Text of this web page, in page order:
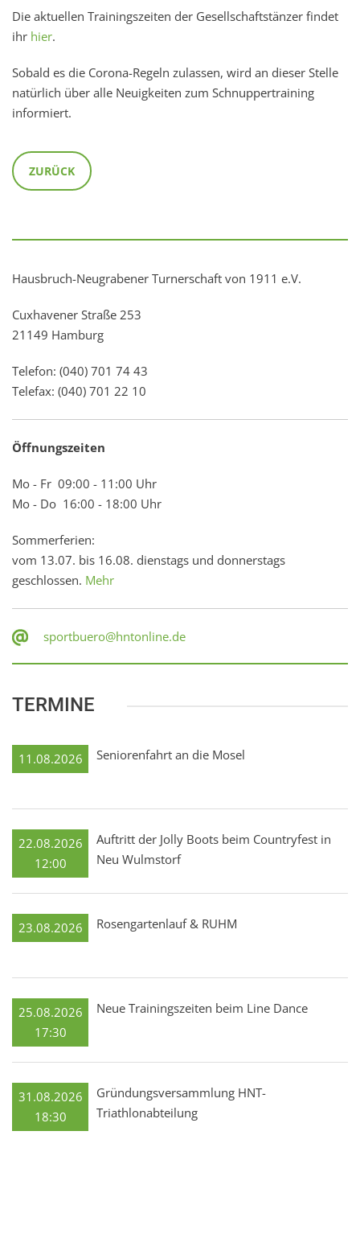
Die aktuellen Trainingszeiten der Gesellschaftstänzer findet
ihr hier.
Sobald es die Corona-Regeln zulassen, wird an dieser Stelle
natürlich über alle Neuigkeiten zum Schnuppertraining
informiert.
ZURÜCK
Hausbruch-Neugrabener Turnerschaft von 1911 e.V.
Cuxhavener Straße 253
21149 Hamburg
Telefon: (040) 701 74 43
Telefax: (040) 701 22 10
Öffnungszeiten
Mo - Fr 09:00 - 11:00 Uhr
Mo - Do 16:00 - 18:00 Uhr
Sommerferien:
vom 13.07. bis 16.08. dienstags und donnerstags
geschlossen. Mehr
sportbuero@hntonline.de
TERMINE
11.08.2026 Seniorenfahrt an die Mosel
22.08.2026
12:00
Auftritt der Jolly Boots beim Countryfest in
Neu Wulmstorf
23.08.2026 Rosengartenlauf & RUHM
25.08.2026
17:30
Neue Trainingszeiten beim Line Dance
31.08.2026
18:30
Gründungsversammlung HNT-
Triathlonabteilung